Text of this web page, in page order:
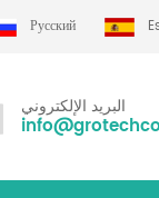
Русский
البريد الإلكتروني